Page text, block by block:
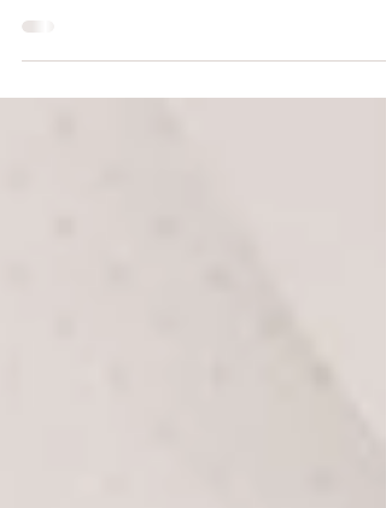
Comment trouver la meilleure
tenue d'été ?